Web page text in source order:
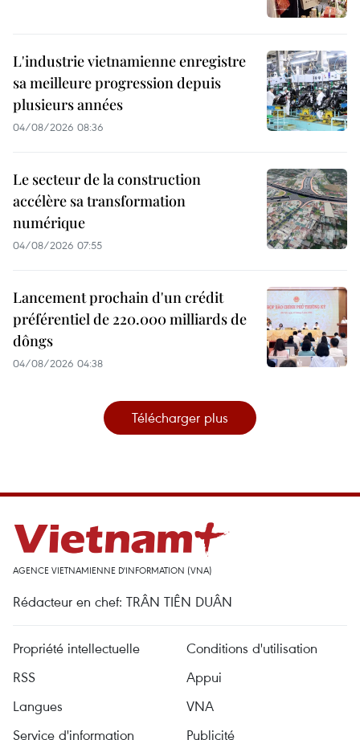
L'industrie vietnamienne enregistre
sa meilleure progression depuis
plusieurs années
04/08/2026 08:36
Le secteur de la construction
accélère sa transformation
numérique
04/08/2026 07:55
Lancement prochain d'un crédit
préférentiel de 220.000 milliards de
dôngs
04/08/2026 04:38
Télécharger plus
AGENCE VIETNAMIENNE D'INFORMATION (VNA)
Rédacteur en chef: TRÂN TIÊN DUÂN
Propriété intellectuelle
Conditions d'utilisation
RSS
Appui
Langues
VNA
Service d'information
Publicité